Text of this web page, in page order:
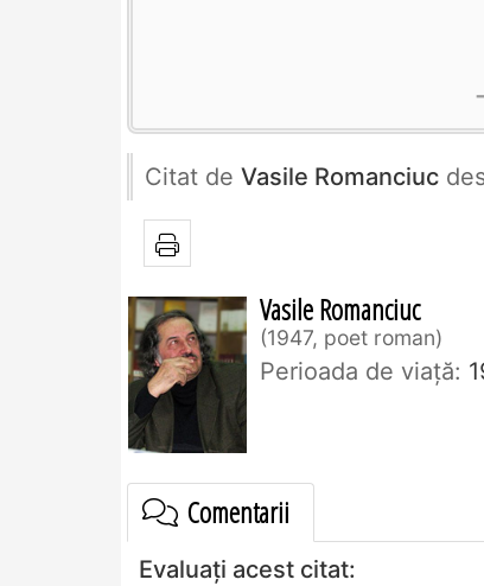
Citat de Vasile Romanciuc
Vasile Romanciuc
1947, poet roman
Perioada de viaţă:
Comentarii
Evaluați acest citat: